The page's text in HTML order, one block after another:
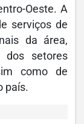
Oeste. A
serviços de
da área,
dos setores
como de
país.